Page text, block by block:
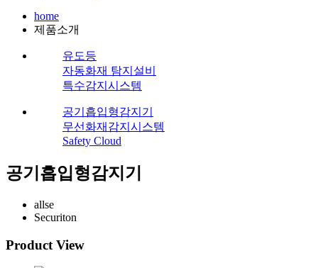
home
제품소개
유도등
자동화재 탐지설비
특수감지시스템
공기흡입형감지기
무선화재감지시스템
Safety Cloud
공기흡입형감지기
allse
Securiton
Product View